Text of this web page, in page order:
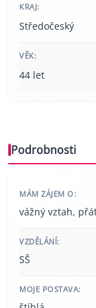
KRAJ:
Středočeský
VĚK:
44 let
Podrobnosti
MÁM ZÁJEM O:
vážný vztah,
VZDĚLÁNÍ:
SŠ
MOJE POSTAVA: